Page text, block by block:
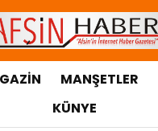
MANŞETLER
KÜNYE